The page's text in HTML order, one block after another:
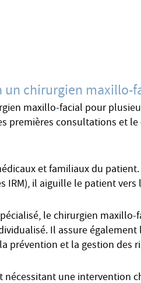
chirurgien maxillo-
maxillo-facial pour
premières consultations et
et familiaux du
IRM), il aiguille le patient
le chirurgien
Il assure
prévention et la gestion des
nécessitant une